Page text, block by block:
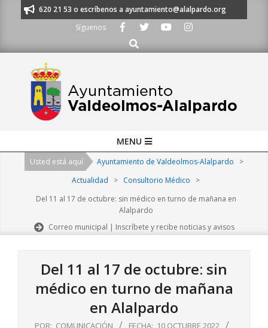
al 91 620 21 53 o escríbenos a ayuntamiento@alalpardo.org
Síguenos
Buscar
Navigation
MENU
Usted está aquí Ayuntamiento de Valdeolmos-Alalpardo
>
Actualidad
> Consultorio Médico
>
Del 11 al 17 de octubre: sin médico en turno de mañana en
Alalpardo
Correo municipal | Inscríbete y recibe noticias y avisos
Del 11 al 17 de octubre: sin
médico en turno de mañana
en Alalpardo
POR: COMUNICACIÓN FECHA: 10 OCTUBRE 2022